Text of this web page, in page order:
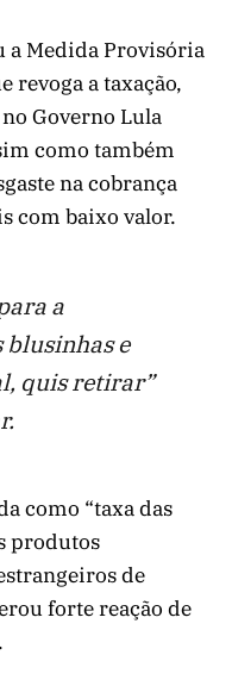
a Medida Provisória
revoga a taxação,
Governo Lula
como também
na cobrança
com baixo valor.
a
blusinhas e
quis retirar”
como “taxa das
produtos
de
forte reação de